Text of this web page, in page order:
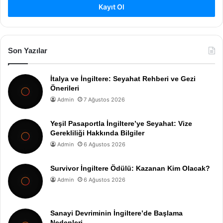
Kayıt Ol
Son Yazılar
İtalya ve İngiltere: Seyahat Rehberi ve Gezi
Önerileri
Admin 7 Ağustos 2026
Yeşil Pasaportla İngiltere’ye Seyahat: Vize
Gerekliliği Hakkında Bilgiler
Admin 6 Ağustos 2026
Survivor İngiltere Ödülü: Kazanan Kim Olacak?
Admin 6 Ağustos 2026
Sanayi Devriminin İngiltere’de Başlama